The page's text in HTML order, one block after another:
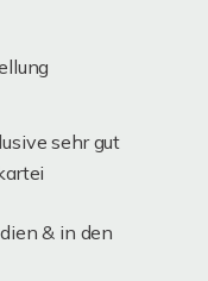
sehr gut
& in den